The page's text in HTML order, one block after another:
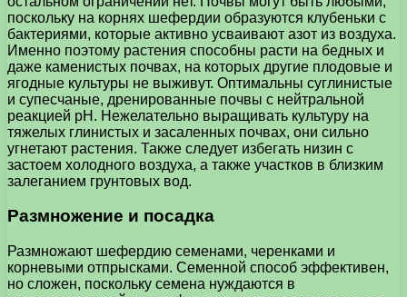
поскольку на корнях шефердии образуются клубеньки с
бактериями, которые активно усваивают азот из воздуха.
Именно поэтому растения способны расти на бедных и
даже каменистых почвах, на которых другие плодовые и
ягодные культуры не выживут. Оптимальны суглинистые
и супесчаные, дренированные почвы с нейтральной
реакцией рН. Нежелательно выращивать культуру на
тяжелых глинистых и засаленных почвах, они сильно
угнетают растения. Также следует избегать низин с
застоем холодного воздуха, а также участков в близким
залеганием грунтовых вод.
Размножение и посадка
Размножают шефердию семенами, черенками и
корневыми отпрысками. Семенной способ эффективен,
но сложен, поскольку семена нуждаются в